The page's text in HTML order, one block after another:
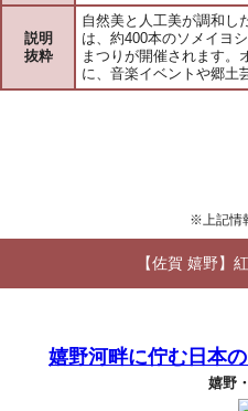
説明
抜粋
自然美と人工美が調和し
は、約400本のソメイヨ
まつりが開催されます。
に、音楽イベントや郷土
※上記情
【佐賀 嬉野】
嬉野河畔に佇む日本
嬉野